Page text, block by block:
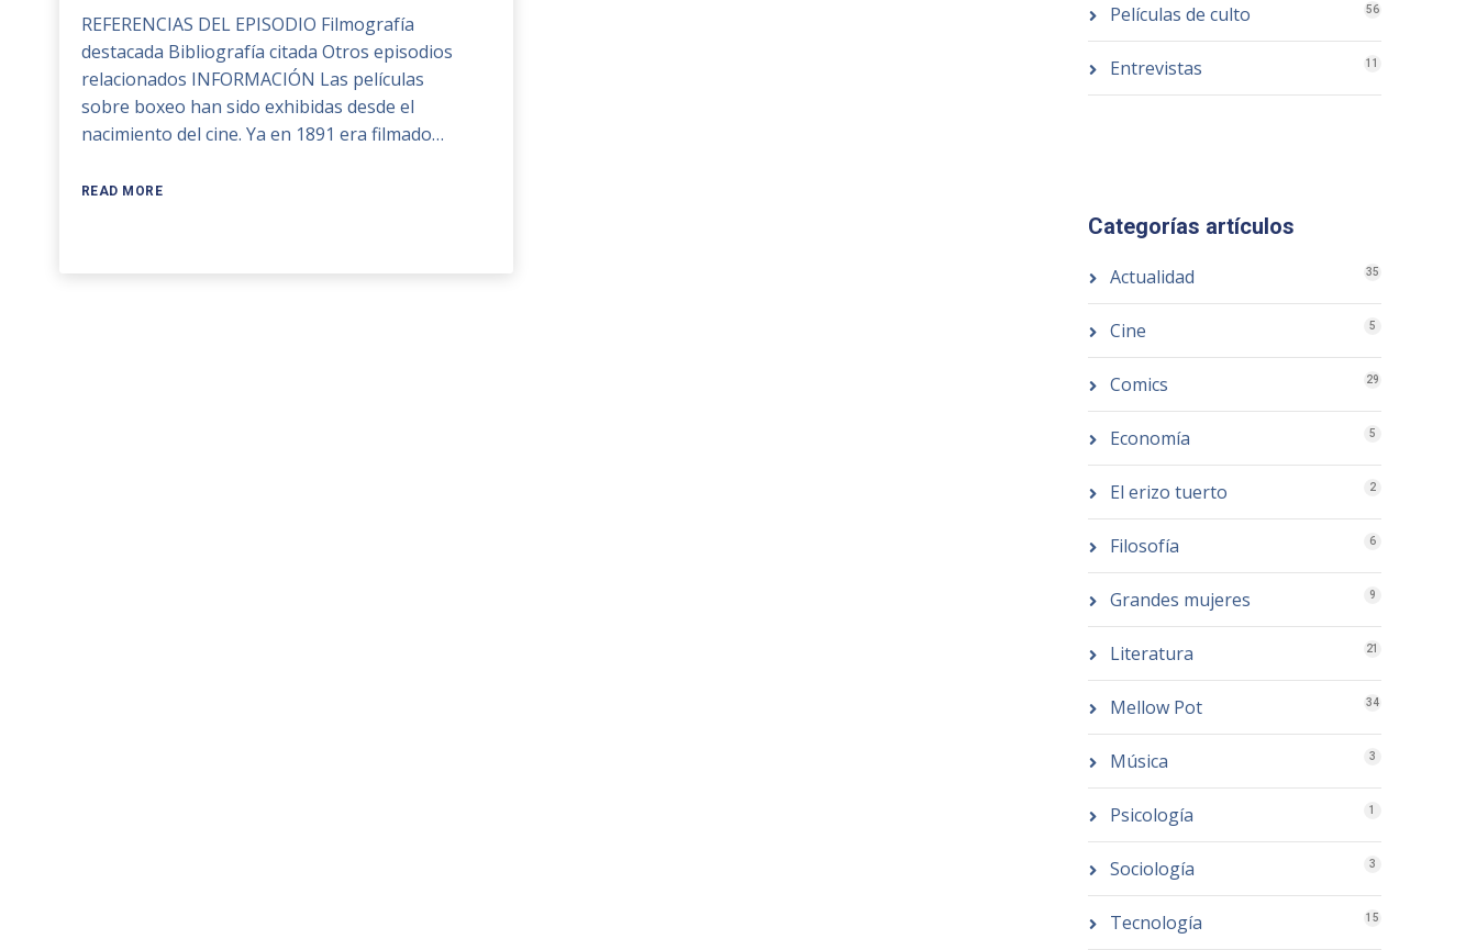
REFERENCIAS DEL EPISODIO Filmografía
destacada Bibliografía citada Otros episodios
relacionados INFORMACIÓN Las películas
sobre boxeo han sido exhibidas desde el
nacimiento del cine. Ya en 1891 era filmado…
READ MORE
Películas de culto 56
Entrevistas 11
Categorías artículos
Actualidad 35
Cine 5
Comics 29
Economía 5
El erizo tuerto 2
Filosofía 6
Grandes mujeres 9
Literatura 21
Mellow Pot 34
Música 3
Psicología 1
Sociología 3
Tecnología 15